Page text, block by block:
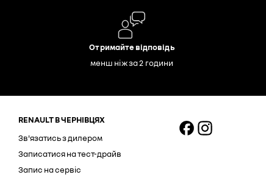
Отримайте відповідь
менш ніж за 2 години
RENAULT В ЧЕРНІВЦЯХ
Зв'язатись з дилером
Записатися на тест-драйв
Запис на сервіс